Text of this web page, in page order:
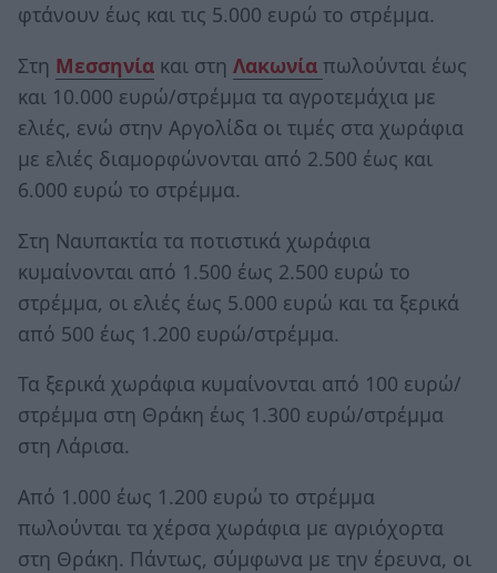
φτάνουν έως και τις 5.000 ευρώ το στρέμμα.
Στη Μεσσηνία και στη Λακωνία πωλούνται έως
και 10.000 ευρώ/στρέμμα τα αγροτεμάχια με
ελιές, ενώ στην Αργολίδα οι τιμές στα χωράφια
με ελιές διαμορφώνονται από 2.500 έως και
6.000 ευρώ το στρέμμα.
Στη Ναυπακτία τα ποτιστικά χωράφια
κυμαίνονται από 1.500 έως 2.500 ευρώ το
στρέμμα, οι ελιές έως 5.000 ευρώ και τα ξερικά
από 500 έως 1.200 ευρώ/στρέμμα.
Τα ξερικά χωράφια κυμαίνονται από 100 ευρώ/
στρέμμα στη Θράκη έως 1.300 ευρώ/στρέμμα
στη Λάρισα.
Από 1.000 έως 1.200 ευρώ το στρέμμα
πωλούνται τα χέρσα χωράφια με αγριόχορτα
στη Θράκη. Πάντως, σύμφωνα με την έρευνα, οι